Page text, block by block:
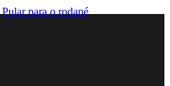
Pular para o rodapé